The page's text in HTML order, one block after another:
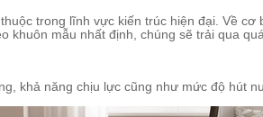
trong lĩnh vực kiến trúc hiện đại. Về
khuôn mẫu nhất định, chúng sẽ trải qua
khả năng chịu lực cũng như mức độ hút